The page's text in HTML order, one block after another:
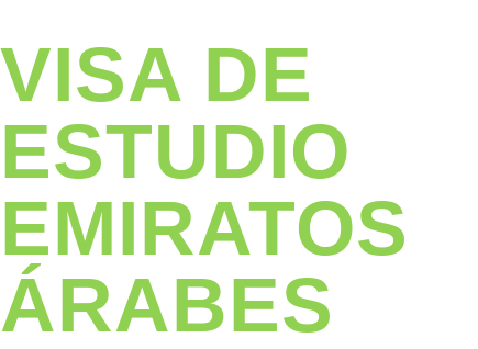
VISA DE
ESTUDIO
EMIRATOS
ÁRABES